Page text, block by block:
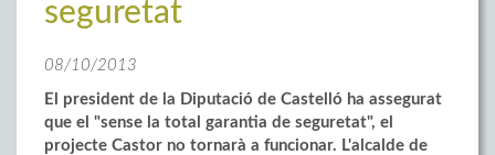
seguretat
08/10/2013
El president de la Diputació de Castelló ha assegurat
que el "sense la total garantia de seguretat", el
projecte Castor no tornarà a funcionar. L'alcalde de